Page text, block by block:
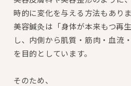
時的に変化を与える方法もありま
美容鍼灸は「身体が本来もつ再
し、内側から肌質・筋肉・血流
を目的としています。
そのため、